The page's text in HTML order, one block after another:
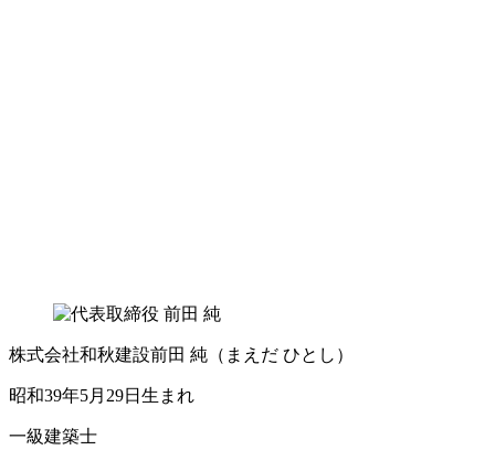
株式会社和秋建設前田 純 （まえだ ひとし）
昭和39年5月29日生まれ
一級建築士